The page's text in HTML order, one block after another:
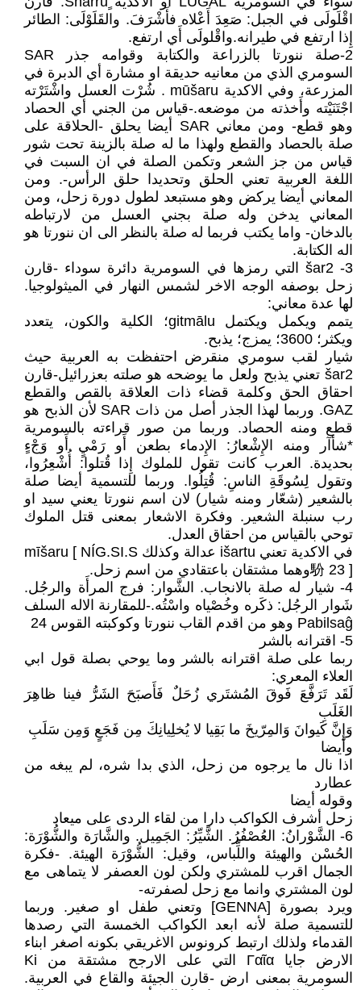
اقْلَولَى في الجبل: صَعِدَ أَعْلاه فأَشْرَفَ. والقَلَوْلَى: الطائر
إِذا ارتفع في طيرانه.واقْلولَى أَي ارتفع.
2-صلة ننورتا بالزراعة والكتابة وقوامه جذر SAR
السومري الذي من معانيه حديقة او مشارة أي الدبرة في
المزرعة، وفي الاكدية mūšaru . شُرْت العسل واشْتَرْته
اجْتَنَيْته وأَخذته من موضعه.-قياس من الجني أي الحصاد
وهو قطع- ومن معاني SAR أيضا يحلق -الحلاقة على
صلة بالحصاد والقطع ولهذا ما له صلة بالزينة تحت شور
قياس من جز الشعر وتكمن الصلة في ان السبت في
اللغة العربية تعني الحلق وتحديدا حلق الرأس-. ومن
المعاني أيضا يركض وهو مستبعد لطول دورة زحل، ومن
المعاني يدخن وله صلة بجني العسل من لارتباطه
بالدخان- واما يكتب فربما له صلة بالنظر الى ان ننورتا هو
اله الكتابة.
3- šar2 التي رمزها في السومرية دائرة سوداء -قارن
زحل بوصفه الوجه الاخر لشمس النهار في الميثولوجيا.
لها عدة معاني:
يتمم ويكمل ويكتمل gitmālu؛ الكلية والكون، يتعدد
ويكثر؛ 3600؛ يمزج؛ يذبح.
شيار لقب سومري منقرض احتفظت به العربية حيث
šar2 تعني يذبح ولعل ما يوضحه هو صلته بعزرائيل-قارن
احقاق الحق وكلمة قضاء ذات العلاقة بالقص والقطع
GAZ. وربما لهذا الجذر أصل من ذات SAR لأن الذبح هو
قطع ومنه الحصاد. وربما من صور قراءته بالسومرية
*شأآر ومنه الإِشْعارُ: الإِدماء بطعن أَو رَمْيٍ أَو وَجْءٍ
بحديدة. العرب كانت تقول للملوك إِذا قُتلوا: أُشْعِرُوا،
وتقول لِسُوقَةِ الناسِ: قُتِلُوا. وربما للتسمية أيضا صلة
بالشعير (شعّار ومنه شيار) لان اسم ننورتا يعني سيد او
رب سنبلة الشعير. وفكرة الاشعار بمعنى قتل الملوك
توحي بالقياس من احقاق العدل.
في الاكدية تعني išartu عدالة وكذلك mīšaru [ NÍG.SI.S
䭻 23 ]وهما مشتقان باعتقادي من اسم زحل.
4- شيار له صلة بالانجاب. الشَّوار: فرج المرأَة والرجُل.
شَوار الرجُل: ذكَره وخُصْياه واسْتُه.-للمقارنة الاله السلف
Pabilsaĝ وهو من اقدم القاب ننورتا وكوكبته القوس 24
5- اقترانه بالشر
ربما على صلة اقترانه بالشر وما يوحي بصلة قول ابي
العلاء المعري:
لَقَد تَرَفَّعَ فَوقَ المُشتَري زُحَلٌ فَأَصبَحَ الشَرُّ فينا ظاهِرَ
الغَلَبِ
وَإِنَّ كَيوانَ وَالمِرّيخَ ما بَقِيا لا يُخلِيانِكَ مِن فَجَعٍ وَمِن سَلَبِ
وأيضا
اذا نال ما يرجوه من زحل، الذي بدا شره، لم يبغه من
عطارد
وقوله أيضا
زحل أشرف الكواكب دارا من لقاء الردى على ميعاد
6- الشَّوْرانُ: العُصْفُرُ. الشَّيِّرُ: الجَمِيل. والشَّارَة والشُّوْرَة:
الحُسْن والهيئة واللِّباس، وقيل: الشُّوْرَة الهيئة. -فكرة
الجمال اقرب للمشتري ولكن لون العصفر لا يتماهى مع
لون المشتري وانما مع زحل لصفرته-
ويرد بصورة [GENNA] وتعني طفل او صغير. وربما
للتسمية صلة لأنه ابعد الكواكب الخمسة التي رصدها
القدماء ولذلك ارتبط كرونوس الاغريقي بكونه اصغر ابناء
الارض جايا Γαῖα التي على الارجح مشتقة من Ki
السومرية بمعنى ارض -قارن الجيئة والقاع في العربية.